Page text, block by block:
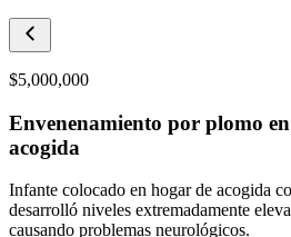
$5,000,000
Envenenamiento por plomo
acogida
Infante colocado en hogar de acogida
desarrolló niveles extremadamente
causando problemas neurológicos.